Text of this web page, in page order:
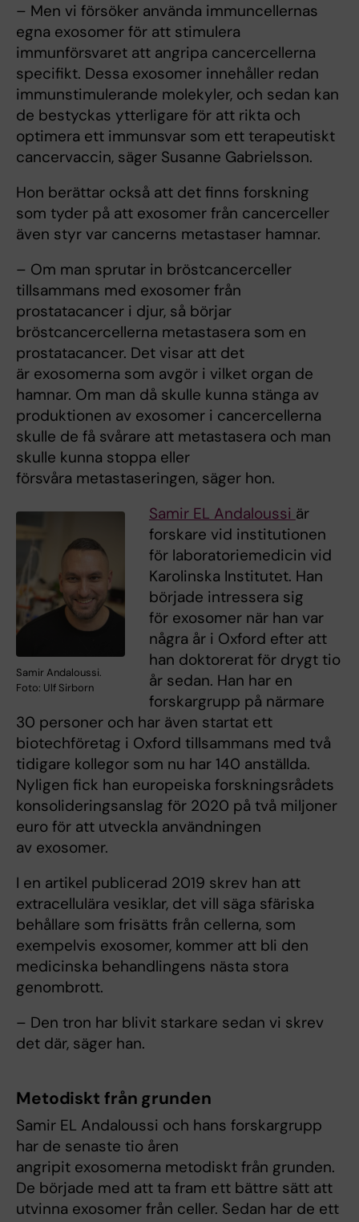
– Men vi försöker använda immuncellernas
egna exosomer för att stimulera
immunförsvaret att angripa cancercellerna
specifikt. Dessa exosomer innehåller redan
immunstimulerande molekyler, och sedan kan
de bestyckas ytterligare för att rikta och
optimera ett immunsvar som ett terapeutiskt
cancervaccin, säger Susanne Gabrielsson.
Hon berättar också att det finns forskning
som tyder på att exosomer från cancerceller
även styr var cancerns metastaser hamnar.
– Om man sprutar in bröstcancerceller
tillsammans med exosomer från
prostatacancer i djur, så börjar
bröstcancercellerna metastasera som en
prostatacancer. Det visar att det
är exosomerna som avgör i vilket organ de
hamnar. Om man då skulle kunna stänga av
produktionen av exosomer i cancercellerna
skulle de få svårare att metastasera och man
skulle kunna stoppa eller
försvåra metastaseringen, säger hon.
Samir Andaloussi.
Foto: Ulf Sirborn
Samir EL Andaloussi är
forskare vid institutionen
för laboratoriemedicin vid
Karolinska Institutet. Han
började intressera sig
för exosomer när han var
några år i Oxford efter att
han doktorerat för drygt tio
år sedan. Han har en
forskargrupp på närmare
30 personer och har även startat ett
biotechföretag i Oxford tillsammans med två
tidigare kollegor som nu har 140 anställda.
Nyligen fick han europeiska forskningsrådets
konsolideringsanslag för 2020 på två miljoner
euro för att utveckla användningen
av exosomer.
I en artikel publicerad 2019 skrev han att
extracellulära vesiklar, det vill säga sfäriska
behållare som frisätts från cellerna, som
exempelvis exosomer, kommer att bli den
medicinska behandlingens nästa stora
genombrott.
– Den tron har blivit starkare sedan vi skrev
det där, säger han.
Metodiskt från grunden
Samir EL Andaloussi och hans forskargrupp
har de senaste tio åren
angripit exosomerna metodiskt från grunden.
De började med att ta fram ett bättre sätt att
utvinna exosomer från celler. Sedan har de ett